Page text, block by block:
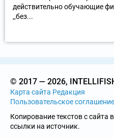
действительно обучающие
,,без...
© 2017 — 2026,
Карта сайта Редакция
Пользовательское соглашение
Копирование текстов с
ссылки на источник.